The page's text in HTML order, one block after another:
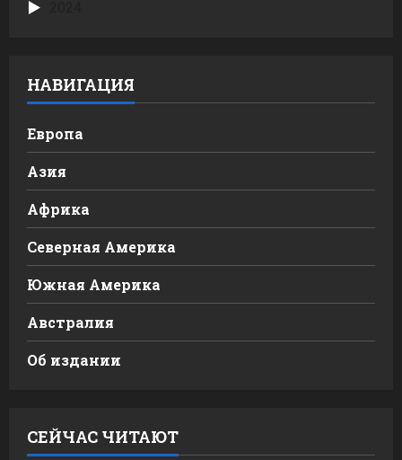
НАВИГАЦИЯ
Европа
Азия
Африка
Северная Америка
Южная Америка
Австралия
Об издании
СЕЙЧАС ЧИТАЮТ